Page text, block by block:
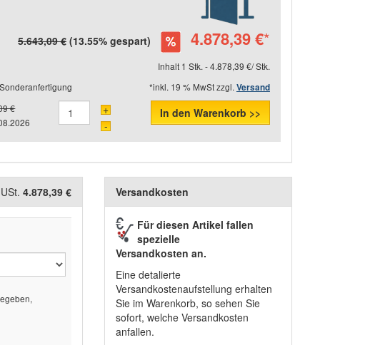
5.643,09 €(13.55% gespart) 4.878,39 €*
Inhalt 1 Stk. - 4.878,39 €/ Stk.
*inkl. 19 % MwSt zzgl.Versand
€
+
-
In den Warenkorb >>
USt.4.878,39 € Versandkosten
Für diesen Artikel fallen
spezielle
Versandkosten an.
Eine detalierte
Versandkostenaufstellung erhalten
Sie im Warenkorb, so sehen Sie
sofort, welche Versandkosten
anfallen.